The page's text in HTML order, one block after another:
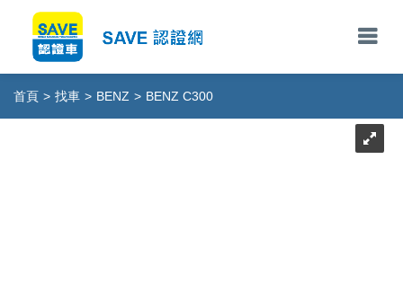
首頁 > 找車 > BENZ > BENZ C300